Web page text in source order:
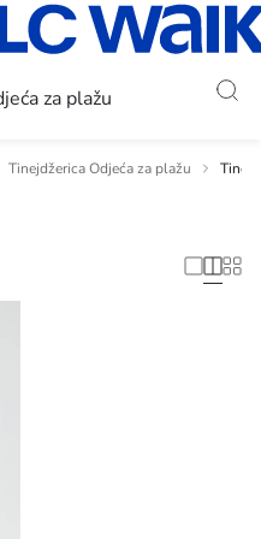
za plažu
Tinejdžerica Odjeća za plažu